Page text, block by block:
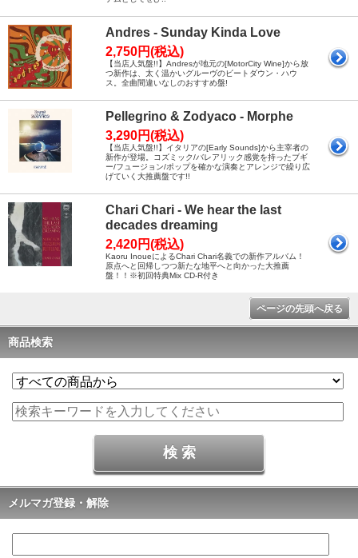
Andres - Sunday Kinda Love
2,750円(税込)
【当店人気盤!!】Andresが地元の[MotorCity Wine]から放
つ新作は、太く温かいグルーヴのビートダウン・ハウ
ス。全曲間違いなしのおすすめ盤!
Pellegrino & Zodyaco - Morphe
3,290円(税込)
【当店人気盤!!】イタリアの[Early Sounds]から主宰者の
新作が登場。コズミック/バレアリック感覚を持ったブギ
ー/フュージョン/ポップを確かな演奏とアレンジで繰り広
げていく大推薦盤です!!
Chari Chari - We hear the last
decades dreaming
2,420円(税込)
Kaoru InoueによるChari Chari名義での新作アルバム！
原点へと回帰しつつ新たな地平へと向かった大推薦
盤！！※初回特典Mix CD-R付き
ページの先頭へ戻る
商品検索
メルマガ登録・解除